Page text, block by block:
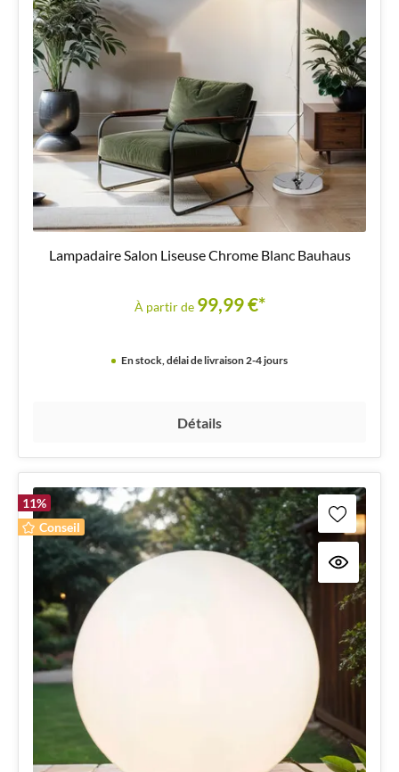
Lampadaire Salon Liseuse Chrome Blanc Bauhaus
À partir de 99,99 €*
En stock, délai de livraison 2-4 jours
Détails
11%
Conseil